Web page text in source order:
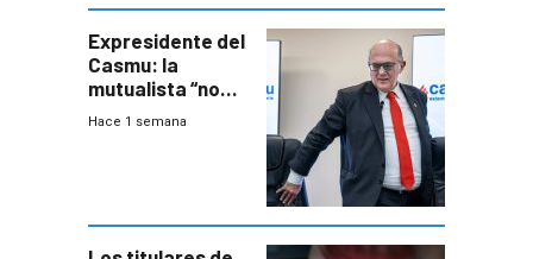
seguridad
Expresidente del
Casmu: la
mutualista “no
está para pagar”
Hace 1 semana